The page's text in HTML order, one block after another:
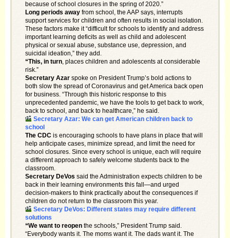
because of school closures in the spring of 2020.”
Long periods awayfrom school, the AAP says, interrupts
support services for children and often results in social isolation.
These factors make it “difficult for schools to identify and address
important learning deficits as well as child and adolescent
physical or sexual abuse, substance use, depression, and
suicidal ideation,” they add.
“This, in turn, places children and adolescents at considerable
risk.”
Secretary Azar spoke on President Trump’s bold actions to
both slow the spread of Coronavirus and get America back open
for business. “Through this historic response to this
unprecedented pandemic, we have the tools to get back to work,
back to school, and back to healthcare,” he said.
Secretary Azar: We can get American children back to
school
The CDC is encouraging schools to have plans in place that will
help anticipate cases, minimize spread, and limit the need for
school closures. Since every school is unique, each will require
a different approach to safely welcome students back to the
classroom.
Secretary DeVossaid the Administration expects children to be
back in their learning environments this fall—and urged
decision-makers to think practically about the consequences if
children do not return to the classroom this year.
Secretary DeVos: Different states may require different
solutions
“We want to reopenthe schools,” President Trump said.
“Everybody wants it. The moms want it. The dads want it. The